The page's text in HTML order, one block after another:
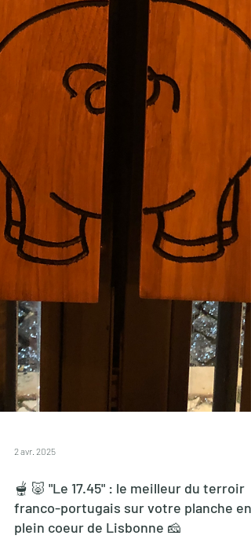
2 avr. 2025
🫕 🐷 "Le 17.45" : le meilleur du terroir